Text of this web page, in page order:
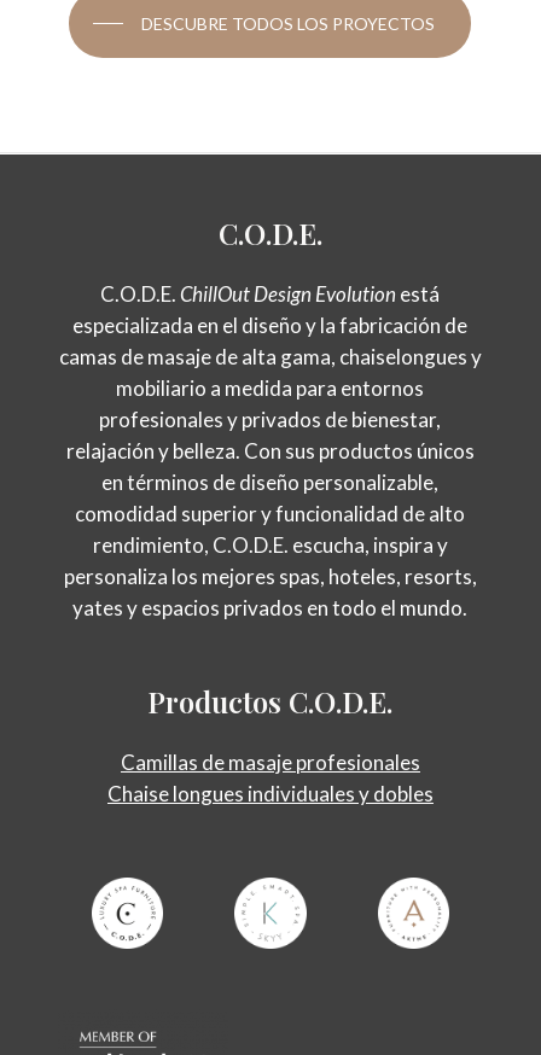
DESCUBRE TODOS LOS PROYECTOS
C.O.D.E.
C.O.D.E.ChillOut Design Evolution está
especializada en el diseño y la fabricación de
camas de masaje de alta gama, chaiselongues y
mobiliario a medida para entornos
profesionales y privados de bienestar,
relajación y belleza. Con sus productos únicos
en términos de diseño personalizable,
comodidad superior y funcionalidad de alto
rendimiento, C.O.D.E. escucha, inspira y
personaliza los mejores spas, hoteles, resorts,
yates y espacios privados en todo el mundo.
Productos C.O.D.E.
Camillas de masaje profesionales
Chaise longues individuales y dobles